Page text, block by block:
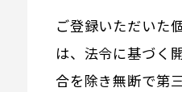
ご登録いただいた
は、法令に基づく
合を除き無断で第